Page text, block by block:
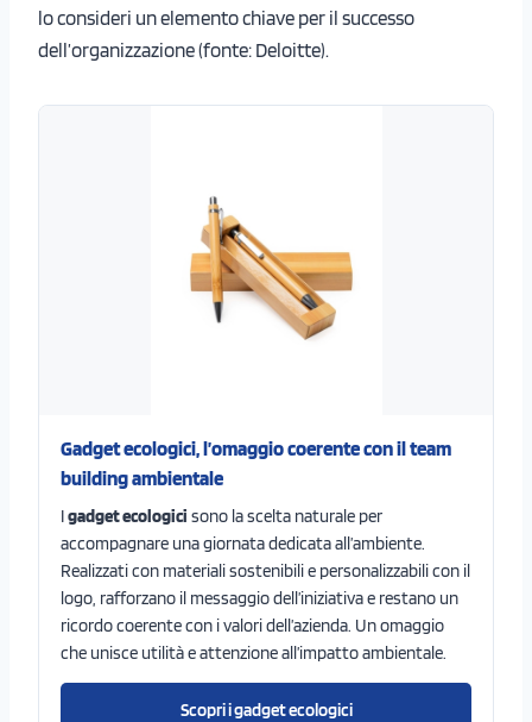
lo consideri un elemento chiave per il successo
dell’organizzazione (fonte: Deloitte).
Gadget ecologici, l’omaggio coerente con il team
building ambientale
Igadget ecologici sono la scelta naturale per
accompagnare una giornata dedicata all’ambiente.
Realizzati con materiali sostenibili e personalizzabili con il
logo, rafforzano il messaggio dell’iniziativa e restano un
ricordo coerente con i valori dell’azienda. Un omaggio
che unisce utilità e attenzione all’impatto ambientale.
Scopri i gadget ecologici